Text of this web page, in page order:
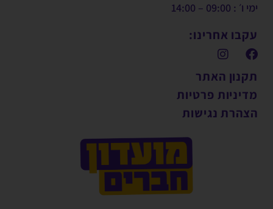
ימי ו׳ : 09:00 – 14:00
עקבו אחרינו:
תקנון האתר
מדיניות פרטיות
הצהרת נגישות